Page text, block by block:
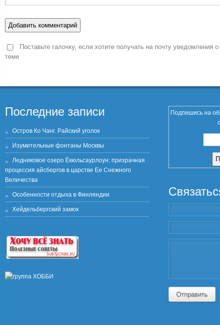
Поставьте галочку, если хотите получать на почту уведомления
теме
Последние записи
Остров Ко Чанг. Райский уголок
Изумительные фонтаны Москвы
Ледниковое озеро Ёкюльсаурлоун: призрачная
процессия айсбергов в царстве Ее Снежного
Величества
Особенности отдыха в Финляндии
Хейдельбергский замок
Подпишись на
Отправить